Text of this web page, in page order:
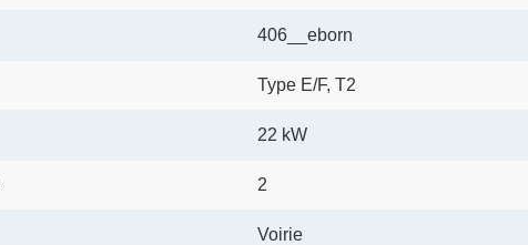
406__eborn
Type E/F, T2
22 kW
2
Voirie